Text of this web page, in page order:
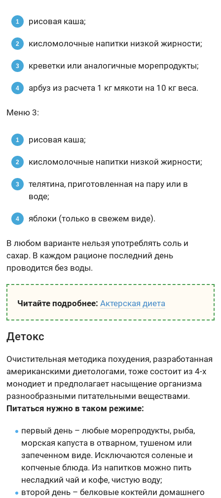
рисовая каша;
кисломолочные напитки низкой жирности;
креветки или аналогичные морепродукты;
арбуз из расчета 1 кг мякоти на 10 кг веса.
Меню 3:
рисовая каша;
кисломолочные напитки низкой жирности;
телятина, приготовленная на пару или в
воде;
яблоки (только в свежем виде).
В любом варианте нельзя употреблять соль и
сахар. В каждом рационе последний день
проводится без воды.
Читайте подробнее: Актерская диета
Детокс
Очистительная методика похудения, разработанная
американскими диетологами, тоже состоит из 4-х
монодиет и предполагает насыщение организма
разнообразными питательными веществами.
Питаться нужно в таком режиме:
первый день – любые морепродукты, рыба,
морская капуста в отварном, тушеном или
запеченном виде. Исключаются соленые и
копченые блюда. Из напитков можно пить
несладкий чай и кофе, чистую воду;
второй день – белковые коктейли домашнего